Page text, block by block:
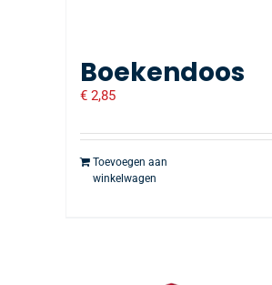
Boekendoos
€ 2,85
Toevoegen aan
winkelwagen